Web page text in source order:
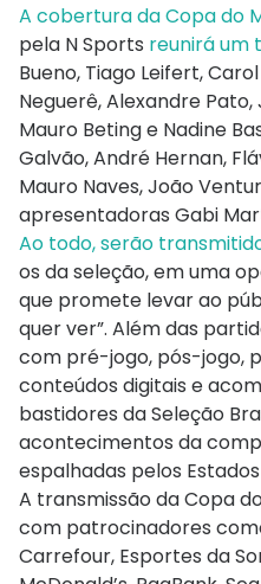
A cobertura da Copa do
pela N Sports reunirá um
Bueno, Tiago Leifert,
Neguerê, Alexandre Pato,
Mauro Beting e Nadine
Galvão, André Hernan,
Mauro Naves, João
apresentadoras Gabi
Ao todo, serão
os da seleção, em uma
que promete levar ao
quer ver”. Além das
com pré-jogo, pós-jogo,
conteúdos digitais e
bastidores da Seleção
acontecimentos da
espalhadas pelos
A transmissão da Copa
com patrocinadores
Carrefour, Esportes da